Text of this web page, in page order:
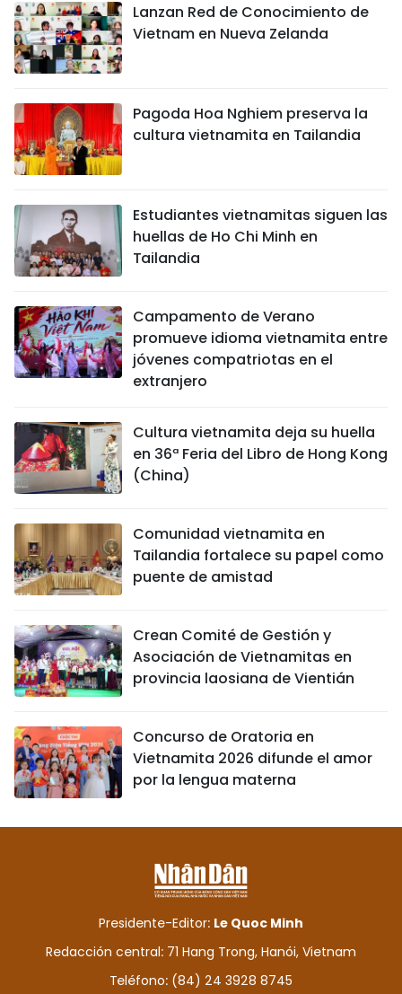
Lanzan Red de Conocimiento de
Vietnam en Nueva Zelanda
Pagoda Hoa Nghiem preserva la
cultura vietnamita en Tailandia
Estudiantes vietnamitas siguen las
huellas de Ho Chi Minh en
Tailandia
Campamento de Verano
promueve idioma vietnamita entre
jóvenes compatriotas en el
extranjero
Cultura vietnamita deja su huella
en 36ª Feria del Libro de Hong Kong
(China)
Comunidad vietnamita en
Tailandia fortalece su papel como
puente de amistad
Crean Comité de Gestión y
Asociación de Vietnamitas en
provincia laosiana de Vientián
Concurso de Oratoria en
Vietnamita 2026 difunde el amor
por la lengua materna
Presidente-Editor: Le Quoc Minh
Redacción central: 71 Hang Trong, Hanói, Vietnam
Teléfono: (84) 24 3928 8745